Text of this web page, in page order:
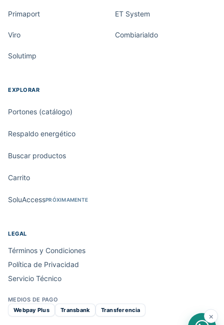
Primaport ET System
Viro Combiarialdo
Solutimp
EXPLORAR
Portones (catálogo)
Respaldo energético
Buscar productos
Carrito
SoluAccessPRÓXIMAMENTE
LEGAL
Términos y Condiciones
Política de Privacidad
Servicio Técnico
MEDIOS DE PAGO
Webpay Plus
Transbank Transferencia
×